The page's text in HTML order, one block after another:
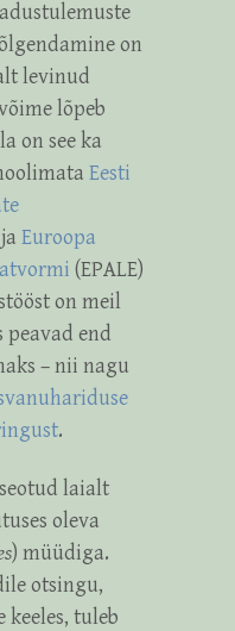
on
levinud
lõpeb
on see ka
Eesti
ja Euroopa
(EPALE)
on meil
peavad end
– nii nagu
.
laialt
oleva
) müüdiga.
otsingu,
keeles, tuleb